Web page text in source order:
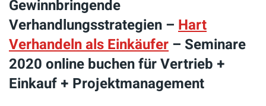
Gewinnbringende
Verhandlungsstrategien – Hart
Verhandeln als Einkäufer – Seminare
2020 online buchen für Vertrieb +
Einkauf + Projektmanagement